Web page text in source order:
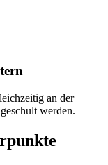
an der
werden.